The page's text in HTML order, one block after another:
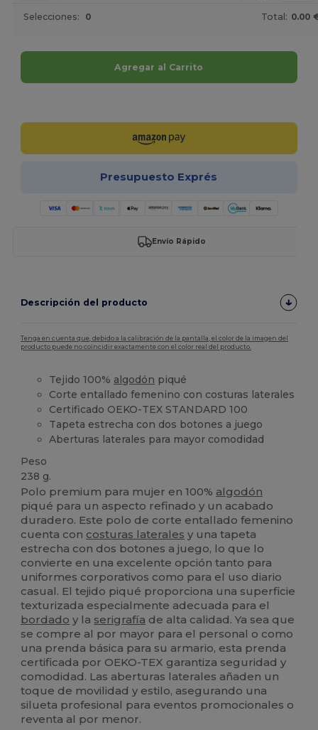
Selecciones: 0 Total: 0.00
Agregar al Carrito
Presupuesto Exprés
Envío Rápido
Descripción del producto
Tenga en cuenta que, debido a la calibración de la pantalla, el color de la imagen del
producto puede no coincidir exactamente con el color real del producto.
Tejido 100% algodón piqué
Corte entallado femenino con costuras laterales
Certificado OEKO-TEX STANDARD 100
Tapeta estrecha con dos botones a juego
Aberturas laterales para mayor comodidad
Peso
238 g.
Polo premium para mujer en 100% algodón
piqué para un aspecto refinado y un acabado
duradero. Este polo de corte entallado femenino
cuenta con costuras laterales y una tapeta
estrecha con dos botones a juego, lo que lo
convierte en una excelente opción tanto para
uniformes corporativos como para el uso diario
casual. El tejido piqué proporciona una superficie
texturizada especialmente adecuada para el
bordado y la serigrafía de alta calidad. Ya sea que
se compre al por mayor para el personal o como
una prenda básica para su armario, esta prenda
certificada por OEKO-TEX garantiza seguridad y
comodidad. Las aberturas laterales añaden un
toque de movilidad y estilo, asegurando una
silueta profesional para eventos promocionales o
reventa al por menor.